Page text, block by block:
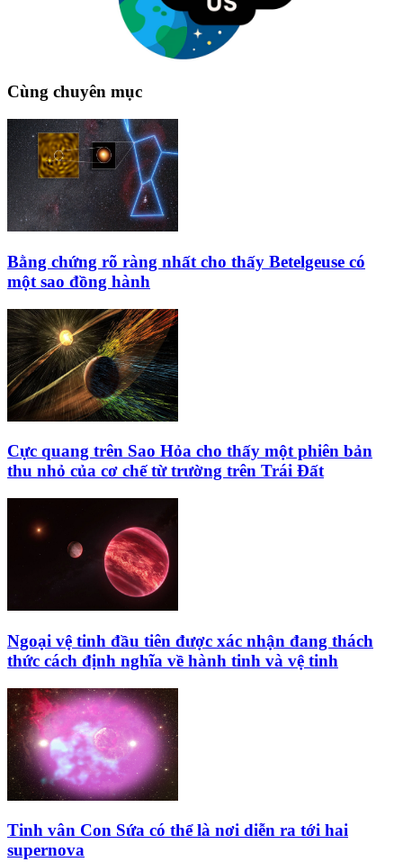
Cùng chuyên mục
Bằng chứng rõ ràng nhất cho thấy Betelgeuse có
một sao đồng hành
Cực quang trên Sao Hỏa cho thấy một phiên bản
thu nhỏ của cơ chế từ trường trên Trái Đất
Ngoại vệ tinh đầu tiên được xác nhận đang thách
thức cách định nghĩa về hành tinh và vệ tinh
Tinh vân Con Sứa có thể là nơi diễn ra tới hai
supernova